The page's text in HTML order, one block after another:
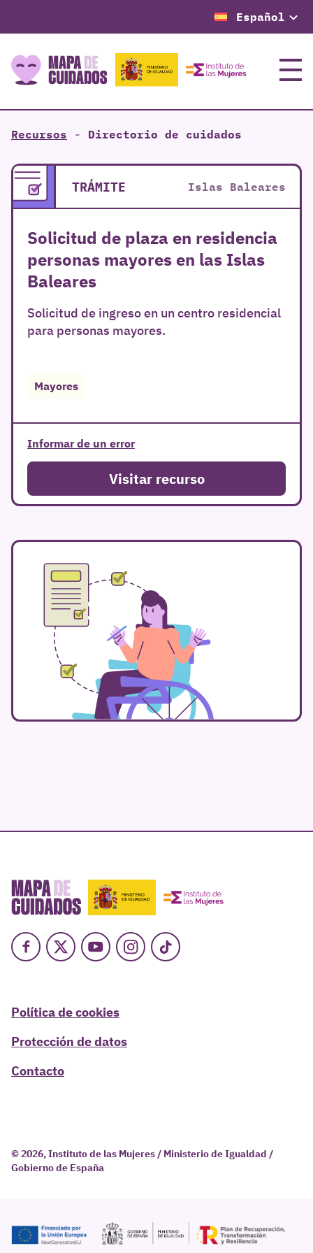
Español
Menú
Recursos - Directorio de cuidados
TRÁMITE Islas Baleares
Solicitud de plaza en residencia
personas mayores en las Islas
Baleares
Solicitud de ingreso en un centro residencial
para personas mayores.
Mayores
Informar de un error
Visitar recurso
Facebook
X YoutubeInstagram
TikTok
Política de cookies
Protección de datos
Contacto
© 2026, Instituto de las Mujeres / Ministerio de Igualdad /
Gobierno de España